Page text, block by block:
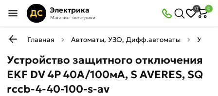
ДС Электрика
Магазин электрики
0 0
Главная Автоматы, УЗО, Дифф.автоматы УЗО
Устройство защитного отключения
EKF DV 4P 40А/100мА, S AVERES, SQ
rccb-4-40-100-s-av